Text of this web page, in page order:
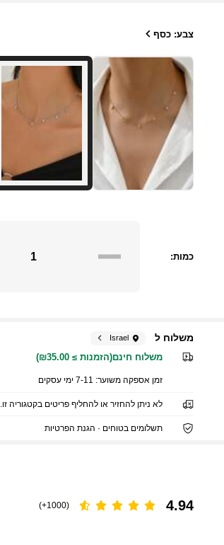
צבע: כסף
כמות:
משלוח ל Israel
משלוח חינם(הזמנות ≥ ₪35.00)
זמן אספקה ​​משוער: 7-11 ימי עסקים
לא ניתן להחזיר או להחליף פריטים בקטגוריה זו.
תשלומים בטוחים · הגנת הפרטיות
4.94
(1000+)